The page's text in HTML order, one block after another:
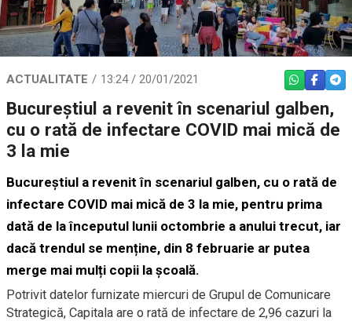
ACTUALITATE 13:24 / 20/01/2021 WHATSAPP
Bucureștiul a revenit în scenariul galben,
cu o rată de infectare COVID mai mică de
3 la mie
Bucureștiul a revenit în scenariul galben, cu o rată de
infectare COVID mai mică de 3 la mie, pentru prima
dată de la începutul lunii octombrie a anului trecut, iar
dacă trendul se menține, din 8 februarie ar putea
merge mai mulți copii la școală.
Potrivit datelor furnizate miercuri de Grupul de Comunicare
Strategică, Capitala are o rată de infectare de 2,96 cazuri la